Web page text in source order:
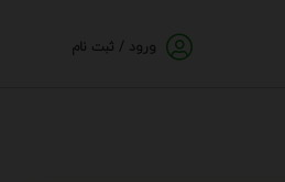
ورود / ثبت نام